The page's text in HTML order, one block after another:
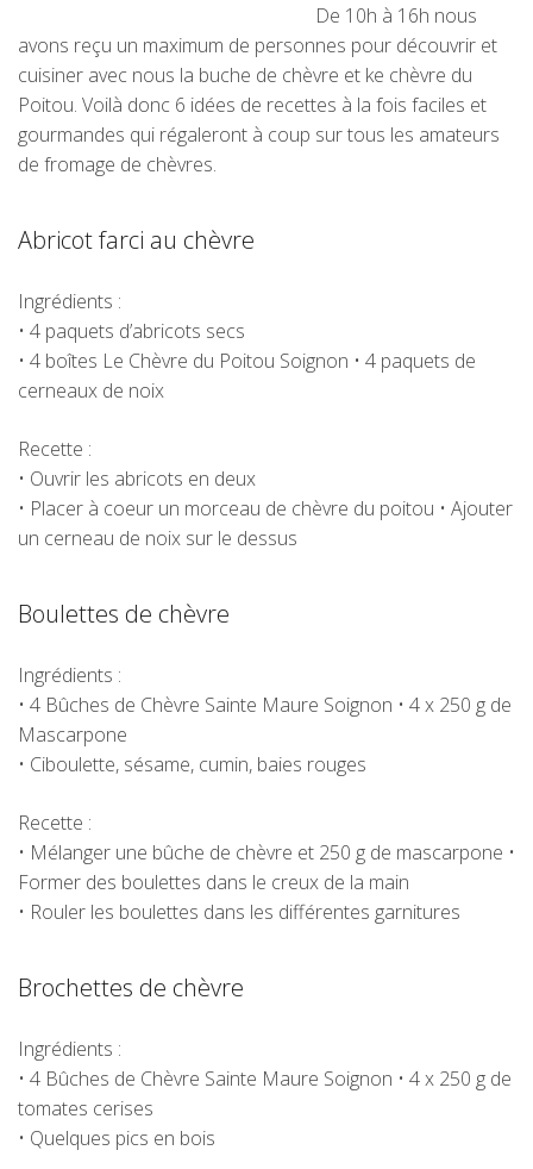
De 10h à 16h nous
avons reçu un maximum de personnes pour découvrir et
cuisiner avec nous la buche de chèvre et ke chèvre du
Poitou. Voilà donc 6 idées de recettes à la fois faciles et
gourmandes qui régaleront à coup sur tous les amateurs
de fromage de chèvres.
Abricot farci au chèvre
Ingrédients :
• 4 paquets d’abricots secs
• 4 boîtes Le Chèvre du Poitou Soignon • 4 paquets de
cerneaux de noix
Recette :
• Ouvrir les abricots en deux
• Placer à coeur un morceau de chèvre du poitou • Ajouter
un cerneau de noix sur le dessus
Boulettes de chèvre
Ingrédients :
• 4 Bûches de Chèvre Sainte Maure Soignon • 4 x 250 g de
Mascarpone
• Ciboulette, sésame, cumin, baies rouges
Recette :
• Mélanger une bûche de chèvre et 250 g de mascarpone •
Former des boulettes dans le creux de la main
• Rouler les boulettes dans les différentes garnitures
Brochettes de chèvre
Ingrédients :
• 4 Bûches de Chèvre Sainte Maure Soignon • 4 x 250 g de
tomates cerises
• Quelques pics en bois